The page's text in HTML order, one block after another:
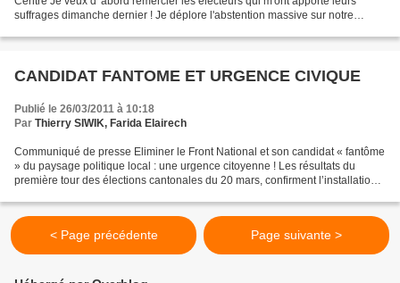
suffrages dimanche dernier ! Je déplore l'abstention massive sur notre
CANDIDAT FANTOME ET URGENCE CIVIQUE
Publié le 26/03/2011 à 10:18
Par Thierry SIWIK, Farida Elairech
Communiqué de presse Eliminer le Front National et son candidat « fantôme
» du paysage politique local : une urgence citoyenne ! Les résultats du
première tour des élections cantonales du 20 mars, confirment l’installation
< Page précédente Page suivante >